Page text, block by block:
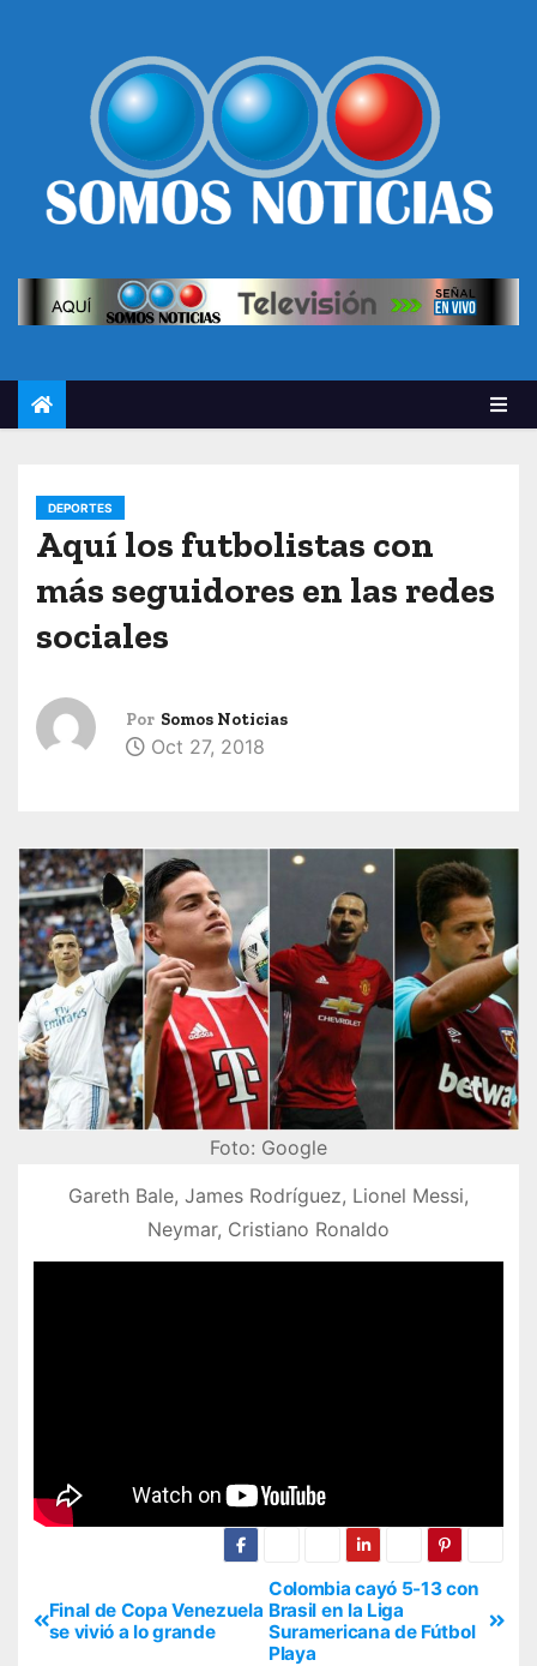
DEPORTES
Aquí los futbolistas con
más seguidores en las redes
sociales
Por Somos Noticias
Oct 27, 2018
Foto: Google
Gareth Bale, James Rodríguez, Lionel Messi,
Neymar, Cristiano Ronaldo
Colombia cayó 5-13 con
Brasil en la Liga
Suramericana de Fútbol
Playa
Final de Copa Venezuela
se vivió a lo grande